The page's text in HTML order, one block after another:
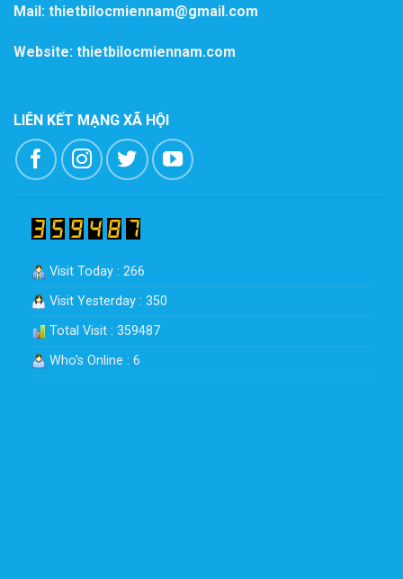
Mail: thietbilocmiennam@gmail.com
Website: thietbilocmiennam.com
LIÊN KẾT MẠNG XÃ HỘI
Visit Today : 266
Visit Yesterday : 350
Total Visit : 359487
Who's Online : 6